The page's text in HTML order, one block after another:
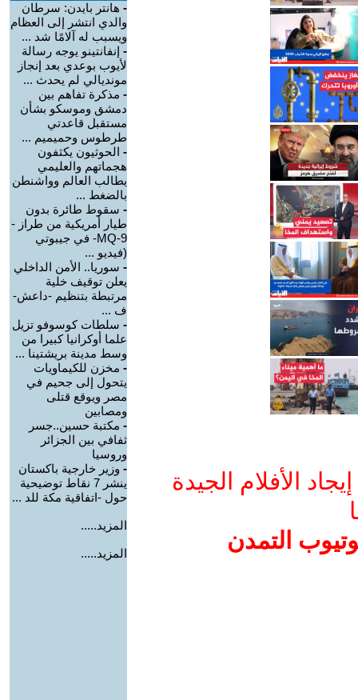
الأفلام الجيدة
التمدن
- هانتر بايدن: سرطان
والدي انتشر إلى العظام
ويسبب له آلامًا شد ...
- إنفانتينو يوجه رسالة
لأيوب بوعدي بعد إنجاز
مونديالي لم يحدث ...
- مذكرة تفاهم بين
دمشق وموسكو بشأن
مستقبل قاعدتي
طرطوس وحميميم ...
- الحوثيون يكثفون
هجماتهم والعليمي
يطالب العالم وواشنطن
بالضغط ...
- سقوط طائرة بدون
طيار أمريكية من طراز -
MQ-9- في جيبوتي
(فيديو ...
- سوريا.. الأمن الداخلي
يعلن توقيف خلية
مرتبطة بتنظيم -داعش-
ف ...
- سلطات كوسوفو تزيل
علما أوكرانيا كبيرا من
وسط مدينة بريشتينا ...
- مخزن للكيماويات
يتحول إلى جحيم في
مصر ويوقع قتلى
ومصابين
- مكتبة حسين..جسر
ثفافي بين الجزائر
وروسيا
- وزير خارجية باكستان
ينشر 7 نقاط توضيحية
حول -اتفاقية مكة للد ...
المزيد.....
المزيد.....